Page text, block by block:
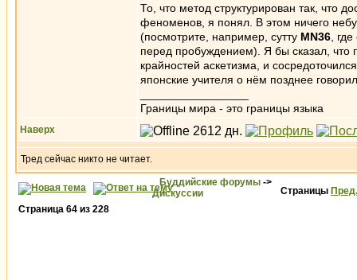
То, что метод структурирован так, что
феноменов, я понял. В этом ничего
(посмотрите, например, сутту MN36 ,
перед пробуждением). Я бы сказал, что
крайностей аскетизма, и
японские учителя о нём позднее
Границы мира - это границы языка
Наверх
Тред сейчас никто не читает.
Буддийские форумы ->
Дискуссии
Страницы Пред.
Страница 64 из 228